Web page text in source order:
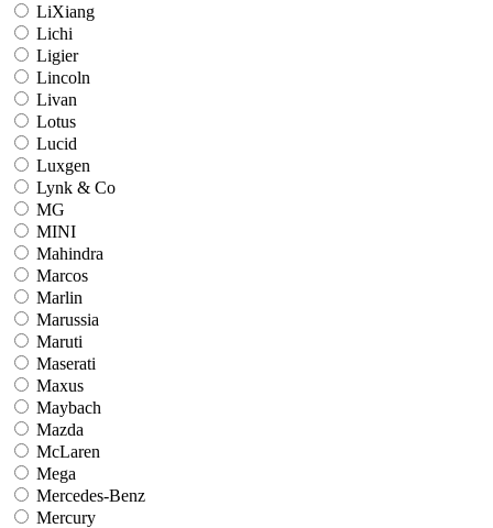
LiXiang
Lichi
Ligier
Lincoln
Livan
Lotus
Lucid
Luxgen
Lynk & Co
MG
MINI
Mahindra
Marcos
Marlin
Marussia
Maruti
Maserati
Maxus
Maybach
Mazda
McLaren
Mega
Mercedes-Benz
Mercury